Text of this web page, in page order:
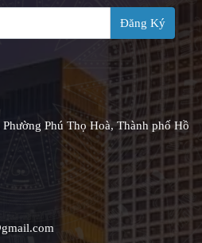
Đăng Ký
Phú Thọ Hoà, Thành phố Hồ